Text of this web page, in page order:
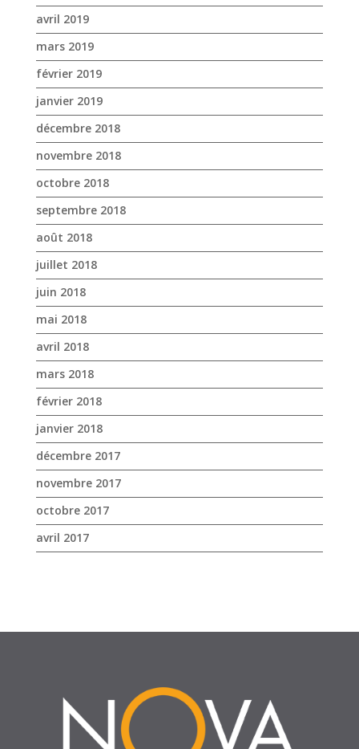
novembre 2018
octobre 2018
septembre 2018
août 2018
juillet 2018
juin 2018
mai 2018
avril 2018
mars 2018
février 2018
janvier 2018
décembre 2017
novembre 2017
octobre 2017
avril 2017